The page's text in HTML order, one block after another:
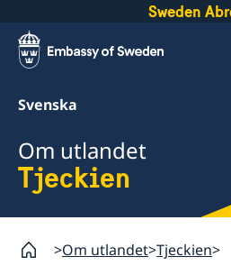
Sweden
Svenska
Om utlandet
Tjeckien
Om utlandet Tjeckien